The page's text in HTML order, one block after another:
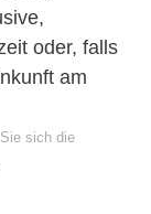
oder, falls
am
sich die